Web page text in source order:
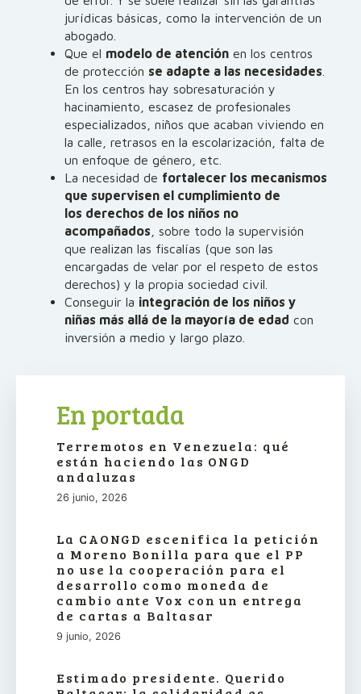
jurídicas básicas, como la intervención de un
abogado.
Que el modelo de atención en los centros
de protección se adapte a las necesidades
En los centros hay sobresaturación y
hacinamiento, escasez de profesionales
especializados, niños que acaban viviendo en
la calle, retrasos en la escolarización, falta de
un enfoque de género, etc.
La necesidad de fortalecer los mecanismos
que supervisen el cumplimiento de
los derechos de los niños no
acompañados , sobre todo la supervisión
que realizan las fiscalías (que son las
encargadas de velar por el respeto de estos
derechos) y la propia sociedad civil.
Conseguir la integración de los niños y
niñas más allá de la mayoría de edad con
inversión a medio y largo plazo.
En portada
Terremotos en Venezuela: qué
están haciendo las ONGD
andaluzas
26 junio, 2026
La CAONGD escenifica la petición
a Moreno Bonilla para que el PP
no use la cooperación para el
desarrollo como moneda de
cambio ante Vox con un entrega
de cartas a Baltasar
9 junio, 2026
Estimado presidente. Querido